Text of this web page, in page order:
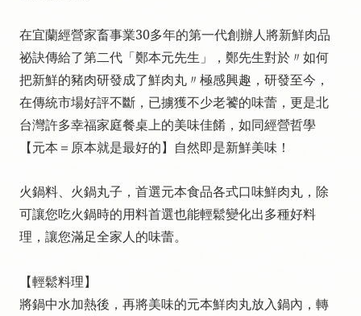
在宜蘭經營家畜事業30多年的第一代創辦人將新鮮肉品
祕訣傳給了第二代「鄭本元先生」，鄭先生對於〃如何
把新鮮的豬肉研發成了鮮肉丸〃極感興趣，研發至今，
在傳統市場好評不斷，已擄獲不少老饕的味蕾，更是北
台灣許多幸福家庭餐桌上的美味佳餚，如同經營哲學
【元本＝原本就是最好的】自然即是新鮮美味！
火鍋料、火鍋丸子，首選元本食品各式口味鮮肉丸 ，除
可讓您吃火鍋時的用料首選也能輕鬆變化出多種好料
理，讓您滿足全家人的味蕾。
【輕鬆料理】
將鍋中水加熱後，再將美味的元本鮮肉丸放入鍋內，轉